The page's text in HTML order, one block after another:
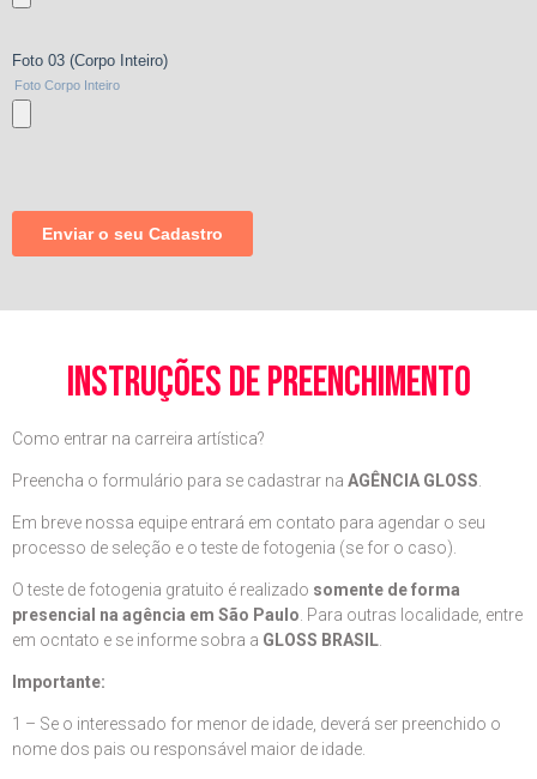
instruções de preenchimento
Como entrar na carreira artística?
Preencha o formulário para se cadastrar na AGÊNCIA GLOSS
Em breve nossa equipe entrará em contato para agendar o seu
processo de seleção e o teste de fotogenia (se for o caso).
O teste de fotogenia gratuito é realizado somente de forma
presencial na agência em São Paulo . Para outras localidade, entre
em ocntato e se informe sobra a GLOSS BRASIL
Importante:
1 – Se o interessado for menor de idade, deverá ser preenchido o
nome dos pais ou responsável maior de idade.